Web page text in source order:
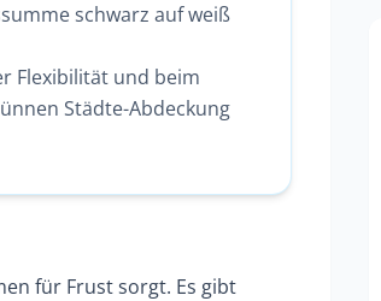
schwarz auf weiß
Flexibilität und beim
Städte-Abdeckung
für Frust sorgt. Es gibt